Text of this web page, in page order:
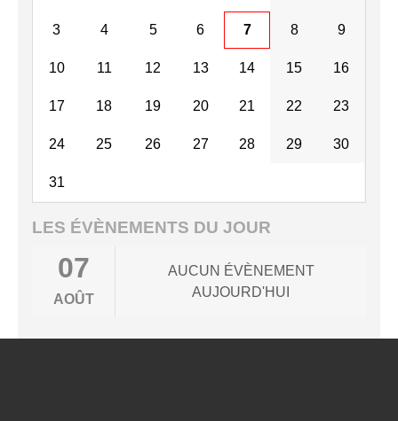
3 4 5 6 7 8 9
10 11 12 13 14 15 16
17 18 19 20 21 22 23
24 25 26 27 28 29 30
31
LES ÉVÈNEMENTS DU JOUR
07
AOÛT
AUCUN ÉVÈNEMENT
AUJOURD'HUI